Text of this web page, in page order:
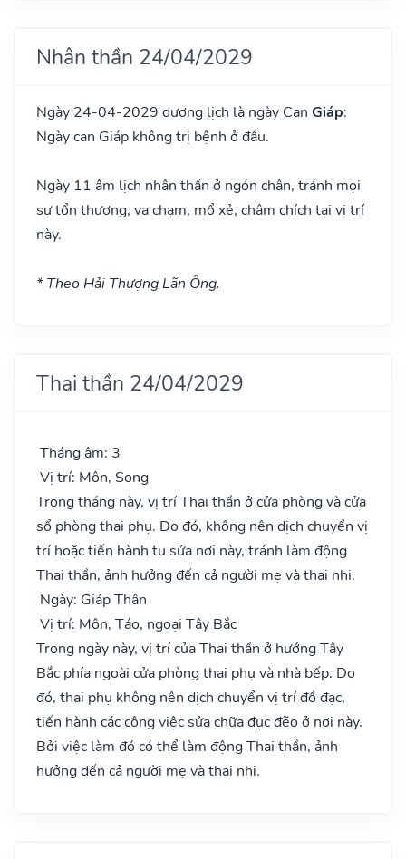
Nhân thần 24/04/2029
Ngày 24-04-2029 dương lịch là ngày Can Giáp:
Ngày can Giáp không trị bệnh ở đầu.
Ngày 11 âm lịch nhân thần ở ngón chân, tránh mọi
sự tổn thương, va chạm, mổ xẻ, châm chích tại vị trí
này.
* Theo Hải Thượng Lãn Ông.
Thai thần 24/04/2029
Tháng âm: 3
Vị trí: Môn, Song
Trong tháng này, vị trí Thai thần ở cửa phòng và cửa
sổ phòng thai phụ. Do đó, không nên dịch chuyển vị
trí hoặc tiến hành tu sửa nơi này, tránh làm động
Thai thần, ảnh hưởng đến cả người mẹ và thai nhi.
Ngày: Giáp Thân
Vị trí: Môn, Táo, ngoại Tây Bắc
Trong ngày này, vị trí của Thai thần ở hướng Tây
Bắc phía ngoài cửa phòng thai phụ và nhà bếp. Do
đó, thai phụ không nên dịch chuyển vị trí đồ đạc,
tiến hành các công việc sửa chữa đục đẽo ở nơi này.
Bởi việc làm đó có thể làm động Thai thần, ảnh
hưởng đến cả người mẹ và thai nhi.